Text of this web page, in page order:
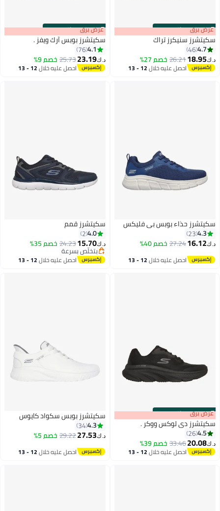
00m:00s
·باقي 100% عرض برق
سكيتشرز سنيكرز تراك
4.7
46
د.ك‏18.95
26.21خصم 27%
احصل عليه خلال 12 - 13
00m:00s
·باقي 100% عرض برق
سكيتشرز بوبس آرك ويفز .
4.1
76
د.ك‏23.19
25.73خصم 9%
احصل عليه خلال 12 - 13
4
سكيتشرز حذاء بوبس بي فليكس
4.3
23
د.ك‏16.12
27.24خصم 40%
احصل عليه خلال 12 - 13
4
سكيتشرز قمم
4.0
2
د.ك‏15.70
24.23خصم 35%
بتخلّص بسرعة
بتخلّص بسرعةاحصل عليه خلال 12 - 13
00m:00s
·باقي 100%
4
عرض برق
سكيتشرز دي لوكس ووكر .
4.5
26
د.ك‏20.08
33.46خصم 39%
احصل عليه خلال 12 - 13
اغسطس
2
سكيتشرز بوبس سكواد كايوس
4.3
34
د.ك‏27.53
29.22خصم 5%
احصل عليه خلال 12 - 13
اغسطس